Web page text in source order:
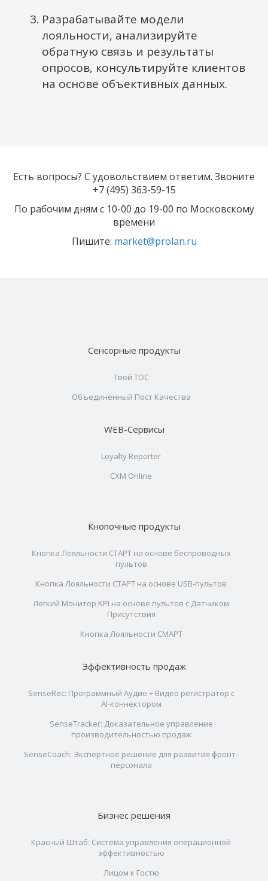
Разрабатывайте модели
лояльности, анализируйте
обратную связь и результаты
опросов, консультируйте клиентов
на основе объективных данных.
Есть вопросы? С удовольствием ответим. Звоните
+7 (495) 363-59-15
По рабочим дням с 10-00 до 19-00 по Московскому
времени
Пишите: market@prolan.ru
Сенсорные продукты
Твой ТОС
Объединенный Пост Качества
WEB-Сервисы
Loyalty Reporter
CXM Online
Кнопочные продукты
Кнопка Лояльности СТАРТ на основе беспроводных
пультов
Кнопка Лояльности СТАРТ на основе USB-пультов
Легкий Монитор KPI на основе пультов с Датчиком
Присутствия
Кнопка Лояльности СМАРТ
Эффективность продаж
SenseRec: Программный Аудио + Видео регистратор с
AI-коннектором
SenseTracker: Доказательное управление
производительностью продаж
SenseCoach: Экспертное решение для развития фронт-
персонала
Бизнес решения
Красный Штаб: Система управления операционной
эффективностью
Лицом к Гостю